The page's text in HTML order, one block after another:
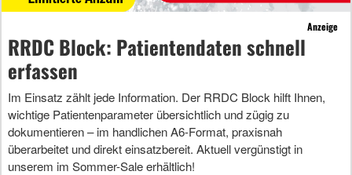
Anzeige
RRDC Block: Patientendaten schnell
erfassen
Im Einsatz zählt jede Information. Der RRDC Block hilft Ihnen,
wichtige Patientenparameter übersichtlich und zügig zu
dokumentieren – im handlichen A6-Format, praxisnah
überarbeitet und direkt einsatzbereit. Aktuell vergünstigt in
unserem im Sommer-Sale erhältlich!